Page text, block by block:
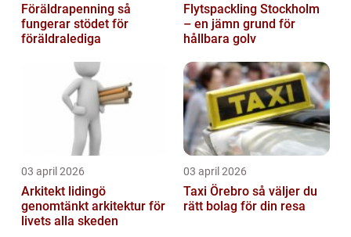
Föräldrapenning så
fungerar stödet för
föräldralediga
Flytspackling Stockholm
– en jämn grund för
hållbara golv
03 april 2026
Arkitekt lidingö
genomtänkt arkitektur för
livets alla skeden
03 april 2026
Taxi Örebro så väljer du
rätt bolag för din resa